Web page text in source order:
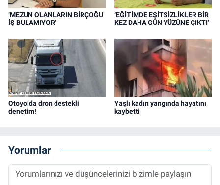
‘MEZUN OLANLARIN BİRÇOĞU
İŞ BULAMIYOR’
‘EĞİTİMDE EŞİTSİZLİKLER BİR
KEZ DAHA GÜN YÜZÜNE ÇIKTI’
Otoyolda dron destekli
denetim!
Yaşlı kadın yangında hayatını
kaybetti
Yorumlar